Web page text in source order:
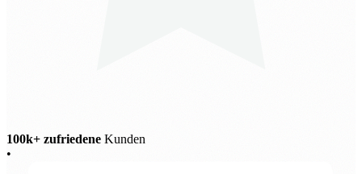
100k+ zufriedene Kunden
•